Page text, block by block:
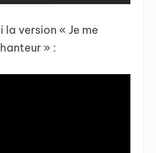
la version « Je me
» :